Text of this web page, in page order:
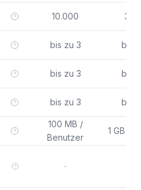
10.000
bis zu 3 bis
bis zu 3 bis
bis zu 3 bis
100 MB /
Benutzer
1 GB /
-